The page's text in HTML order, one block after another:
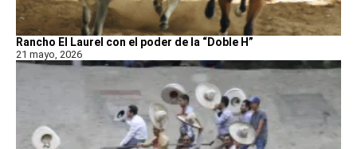
Rancho El Laurel con el poder de la “Doble H”
21 mayo, 2026